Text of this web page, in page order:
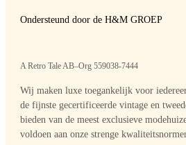
Ondersteund door de H&M GROEP
A Retro Tale AB–Org 559038-7444
Wij maken luxe toegankelijk voor
de fijnste gecertificeerde vintage en
bieden van de meest exclusieve
voldoen aan onze strenge